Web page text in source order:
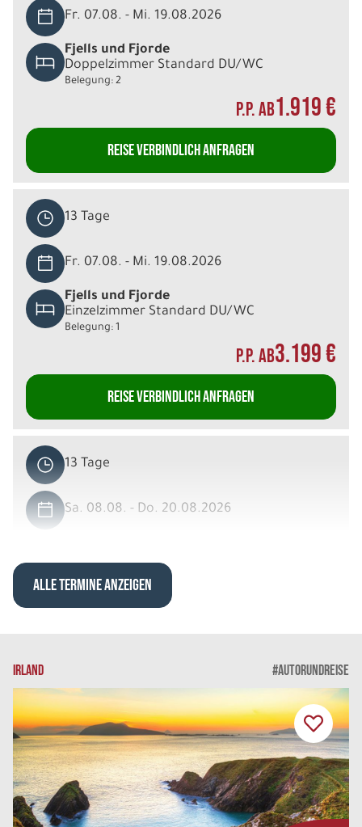
Fr. 07.08. - Mi. 19.08.2026
Fjells und Fjorde
Doppelzimmer Standard DU/WC
Belegung: 2
P.P. AB1.919 €
REISE VERBINDLICH ANFRAGEN
13 Tage
Fr. 07.08. - Mi. 19.08.2026
Fjells und Fjorde
Einzelzimmer Standard DU/WC
Belegung: 1
P.P. AB3.199 €
REISE VERBINDLICH ANFRAGEN
13 Tage
Sa. 08.08. - Do. 20.08.2026
13 Tage
Sa. 08.08. - Do. 20.08.2026
Fjells und Fjorde
Doppelzimmer Standard DU/WC
Belegung: 2
ALLE TERMINE ANZEIGEN
IRLAND #AUTORUNDREISE